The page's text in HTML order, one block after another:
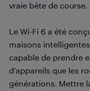
vraie bête de course.
Le Wi-Fi 6 a été
maisons
capable de prendre
d’appareils que les
générations. Mettre